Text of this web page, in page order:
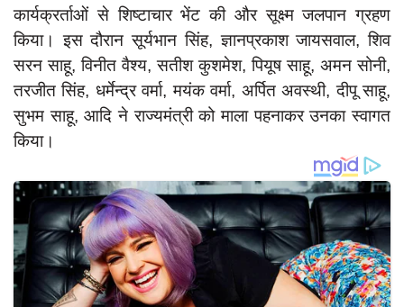
Login
Register
English
कार्यक्रर्ताओं से शिष्टाचार भेंट की और सूक्ष्म जलपान ग्रहण
किया। इस दौरान सूर्यभान सिंह, ज्ञानप्रकाश जायसवाल, शिव
सरन साहू, विनीत वैश्य, सतीश कुशमेश, पियूष साहू, अमन सोनी,
तरजीत सिंह, धर्मेन्द्र वर्मा, मयंक वर्मा, अर्पित अवस्थी, दीपू साहू,
सुभम साहू, आदि ने राज्यमंत्री को माला पहनाकर उनका स्वागत
किया।